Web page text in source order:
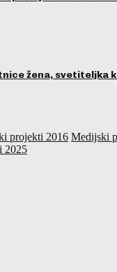
žena, svetiteljka
projekti 2016 Medijski
2025